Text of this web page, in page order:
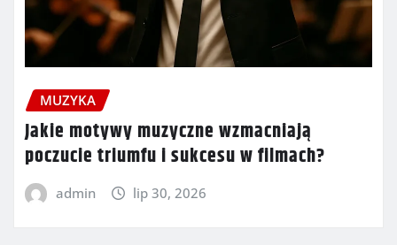
MUZYKA
Jakie motywy muzyczne wzmacniają
poczucie triumfu i sukcesu w filmach?
admin lip 30, 2026